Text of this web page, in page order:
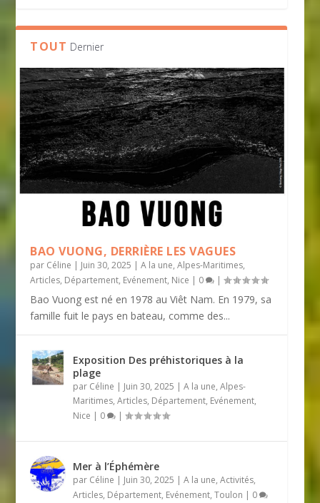
TOUT Dernier
BAO VUONG, DERRIÈRE LES VAGUES
par Céline | Juin 30, 2025 |A la une,Alpes-Maritimes,
Articles, Département, Evénement, Nice | 0 |
Bao Vuong est né en 1978 au Viêt Nam. En 1979, sa
famille fuit le pays en bateau, comme des...
Exposition Des préhistoriques à la
plage
par Céline | Juin 30, 2025 |A la une,Alpes-
Maritimes,Articles, Département, Evénement,
Nice | 0 |
Mer à l’Éphémère
par Céline | Juin 30, 2025 |A la une,Activités,
Articles, Département, Evénement,Toulon | 0